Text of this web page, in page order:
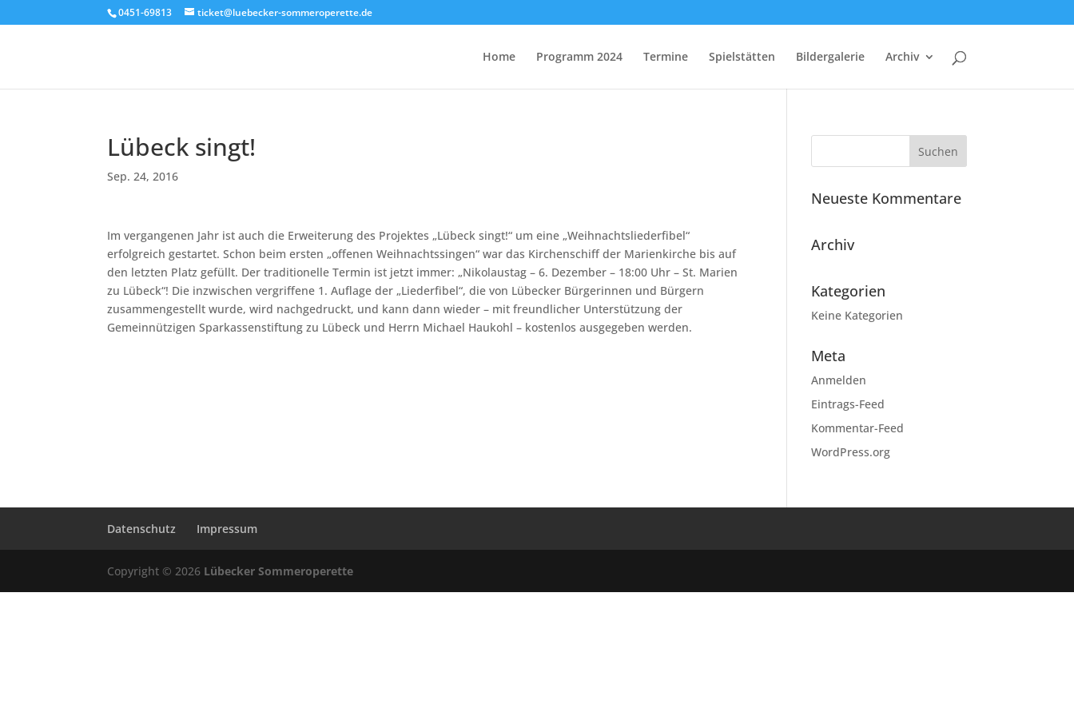
0451-69813 ticket@luebecker-sommeroperette.de
Home Programm 2024 Termine Spielstätten Bildergalerie Archiv
Lübeck singt!
Sep. 24, 2016
Im vergangenen Jahr ist auch die Erweiterung des Projektes „Lübeck singt!“ um eine „Weihnachtsliederfibel“
erfolgreich gestartet. Schon beim ersten „offenen Weihnachtssingen“ war das Kirchenschiff der Marienkirche bis auf
den letzten Platz gefüllt. Der traditionelle Termin ist jetzt immer: „Nikolaustag – 6. Dezember – 18:00 Uhr – St. Marien
zu Lübeck“! Die inzwischen vergriffene 1. Auflage der „Liederfibel“, die von Lübecker Bürgerinnen und Bürgern
zusammengestellt wurde, wird nachgedruckt, und kann dann wieder – mit freundlicher Unterstützung der
Gemeinnützigen Sparkassenstiftung zu Lübeck und Herrn Michael Haukohl – kostenlos ausgegeben werden.
Neueste Kommentare
Archiv
Kategorien
Keine Kategorien
Meta
Anmelden
Eintrags-Feed
Kommentar-Feed
WordPress.org
Datenschutz Impressum
Copyright © 2026 Lübecker Sommeroperette